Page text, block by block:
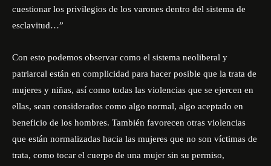
cuestionar los privilegios de los varones dentro del sistema de
esclavitud…”
Con esto podemos observar como el sistema neoliberal y
patriarcal están en complicidad para hacer posible que la trata de
mujeres y niñas, así como todas las violencias que se ejercen en
ellas, sean considerados como algo normal, algo aceptado en
beneficio de los hombres. También favorecen otras violencias
que están normalizadas hacia las mujeres que no son víctimas de
trata, como tocar el cuerpo de una mujer sin su permiso,